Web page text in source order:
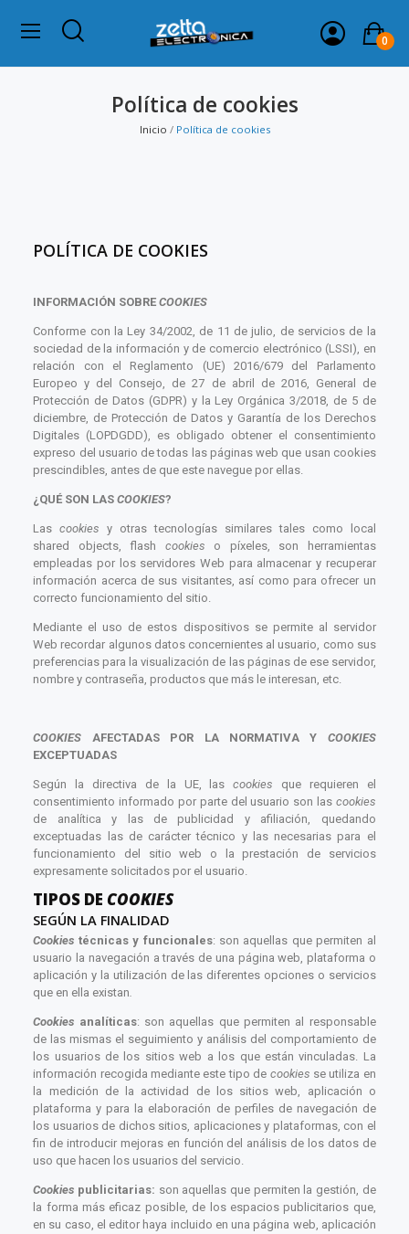
0
Política de cookies
Inicio Política de cookies
POLÍTICA DE COOKIES
INFORMACIÓN SOBRECOOKIES
Conforme con la Ley 34/2002, de 11 de julio, de servicios de la
sociedad de la información y de comercio electrónico (LSSI), en
relación con el Reglamento (UE) 2016/679 del Parlamento
Europeo y del Consejo, de 27 de abril de 2016, General de
Protección de Datos (GDPR) y la Ley Orgánica 3/2018, de 5 de
diciembre, de Protección de Datos y Garantía de los Derechos
Digitales (LOPDGDD), es obligado obtener el consentimiento
expreso del usuario de todas las páginas web que usan cookies
prescindibles, antes de que este navegue por ellas.
¿QUÉ SON LAS COOKIES?
Lascookiesy otras tecnologías similares tales como local
shared objects, flash cookies o píxeles, son herramientas
empleadas por los servidores Web para almacenar y recuperar
información acerca de sus visitantes, así como para ofrecer un
correcto funcionamiento del sitio.
Mediante el uso de estos dispositivos se permite al servidor
Web recordar algunos datos concernientes al usuario, como sus
preferencias para la visualización de las páginas de ese servidor,
nombre y contraseña, productos que más le interesan, etc.
COOKIES AFECTADAS POR LA NORMATIVA Y COOKIES
EXCEPTUADAS
Según la directiva de la UE, lascookies que requieren el
consentimiento informado por parte del usuario son las cookies
de analítica y las de publicidad y afiliación, quedando
exceptuadas las de carácter técnico y las necesarias para el
funcionamiento del sitio web o la prestación de servicios
expresamente solicitados por el usuario.
TIPOS DECOOKIES
SEGÚN LA FINALIDAD
Cookies técnicas y funcionales: son aquellas que permiten al
usuario la navegación a través de una página web, plataforma o
aplicación y la utilización de las diferentes opciones o servicios
que en ella existan.
Cookies analíticas: son aquellas que permiten al responsable
de las mismas el seguimiento y análisis del comportamiento de
los usuarios de los sitios web a los que están vinculadas. La
información recogida mediante este tipo de cookies se utiliza en
la medición de la actividad de los sitios web, aplicación o
plataforma y para la elaboración de perfiles de navegación de
los usuarios de dichos sitios, aplicaciones y plataformas, con el
fin de introducir mejoras en función del análisis de los datos de
uso que hacen los usuarios del servicio.
Cookies publicitarias: son aquellas que permiten la gestión, de
la forma más eficaz posible, de los espacios publicitarios que,
en su caso, el editor haya incluido en una página web, aplicación